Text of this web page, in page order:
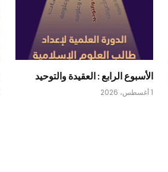
الأسبوع الرابع : العقيدة والتوحيد
1 أغسطس، 2026